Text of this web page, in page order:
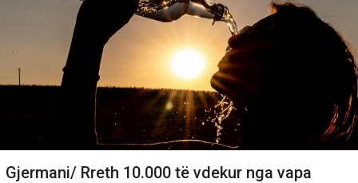
Gjermani/ Rreth 10.000 të vdekur nga vapa